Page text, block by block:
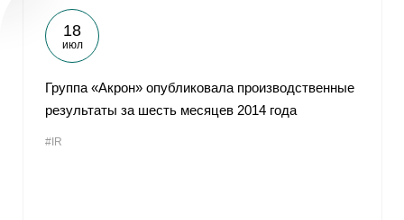
18
июл
Группа «Акрон» опубликовала производственные
результаты за шесть месяцев 2014 года
#IR